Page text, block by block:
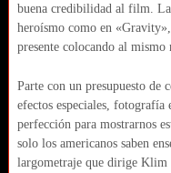
buena credibilidad al film.
heroísmo como en
presente colocando al mismo
Parte con un presupuesto de
efectos especiales, fotografía
perfección para mostrarnos
solo los americanos saben
largometraje que dirige Klim